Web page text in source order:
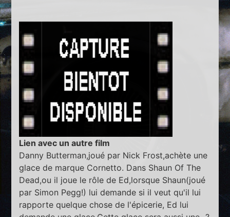
Lien avec un autre film
Danny Butterman,joué par Nick Frost,achète une
glace de marque Cornetto. Dans Shaun Of The
Dead,ou il joue le rôle de Ed,lorsque Shaun(joué
par Simon Pegg!) lui demande si il veut qu'il lui
rapporte quelque chose de l'épicerie, Ed lui